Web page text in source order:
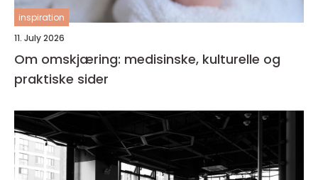
inspiration
11. July 2026
Om omskjæring: medisinske, kulturelle og
praktiske sider